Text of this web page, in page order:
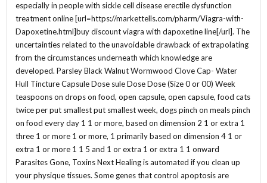
especially in people with sickle cell disease erectile dysfunction
treatment online [url=https://markettells.com/pharm/Viagra-with-
Dapoxetine.html]buy discount viagra with dapoxetine line[/url]. The
uncertainties related to the unavoidable drawback of extrapolating
from the circumstances underneath which knowledge are
developed. Parsley Black Walnut Wormwood Clove Cap- Water
Hull Tincture Capsule Dose sule Dose Dose (Size 0 or 00) Week
teaspoons on drops on food, open capsule, open capsule, food cats
twice per put smallest put smallest week, dogs pinch on meals pinch
on food every day 1 1 or more, based on dimension 2 1 or extra 1
three 1 or more 1 or more, 1 primarily based on dimension 4 1 or
extra 1 or more 1 1 5 and 1 or extra 1 or extra 1 1 onward
Parasites Gone, Toxins Next Healing is automated if you clean up
your physique tissues. Some genes that control apoptosis are